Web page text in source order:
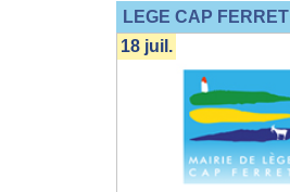
LEGE CAP FERRET
18 juil.